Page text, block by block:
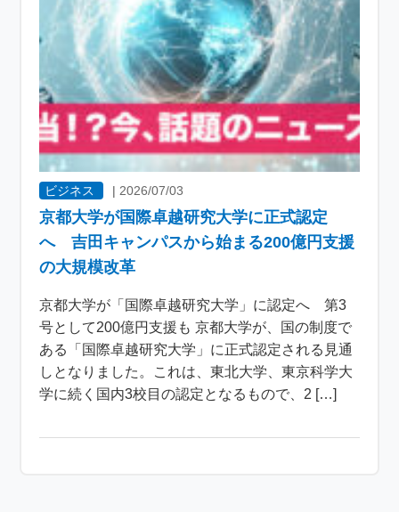
ビジネス | 2026/07/03
京都大学が国際卓越研究大学に正式認定
へ 吉田キャンパスから始まる200億円支援
の大規模改革
京都大学が「国際卓越研究大学」に認定へ 第3
号として200億円支援も 京都大学が、国の制度で
ある「国際卓越研究大学」に正式認定される見通
しとなりました。これは、東北大学、東京科学大
学に続く国内3校目の認定となるもので、2 […]